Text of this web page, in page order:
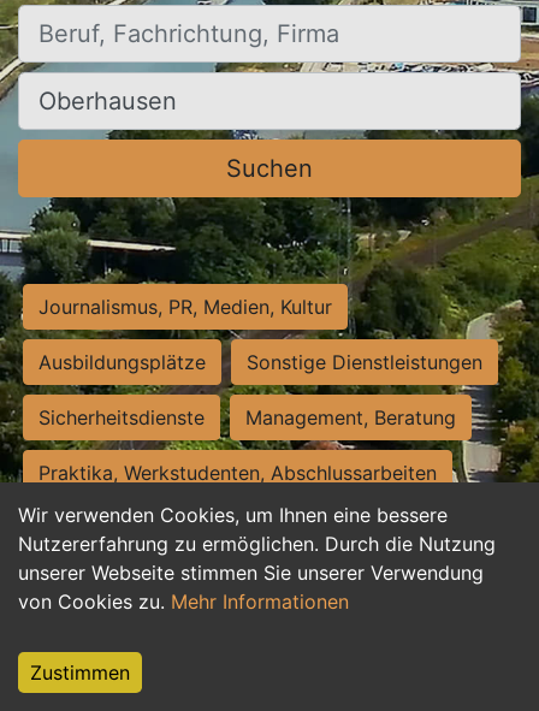
Wir verwenden Cookies, um Ihnen eine bessere
Nutzererfahrung zu ermöglichen. Durch die Nutzung
unserer Webseite stimmen Sie unserer Verwendung
von Cookies zu. Mehr Informationen
Zustimmen
Beruf, Fachrichtung, Firma
Ort, Stadt
Suchen
Journalismus, PR, Medien, Kultur
Ausbildungsplätze Sonstige Dienstleistungen
Sicherheitsdienste Management, Beratung
Praktika, Werkstudenten, Abschlussarbeiten
Personalwesen Assistenz, Sekretariat
Hilfskräfte, Aushilfs- und Nebenjobs
Weiterbildung, Studium, duale Ausbildung